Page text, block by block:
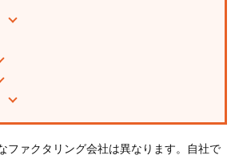
ファクタリング会社は異なります。自社で